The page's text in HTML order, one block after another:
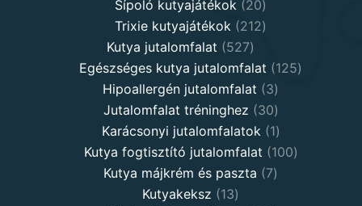
Sípoló kutyajátékok 2020
products
Trixie kutyajátékok 212212
Kutya jutalomfalat 527527
products
Egészséges kutya jutalomfalat 125125
Hipoallergén jutalomfalat 33
products
Jutalomfalat tréninghez 3030
products
Karácsonyi jutalomfalatok 11
product
Kutya fogtisztító jutalomfalat 100100
Kutya májkrém és paszta 77
Kutyakeksz 1313